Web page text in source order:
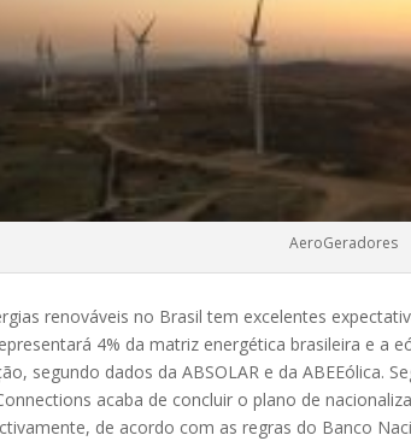
AeroGeradores
renováveis no Brasil tem excelentes
4% da matriz energética brasileira e a
segundo dados da ABSOLAR e da ABEEólica.
acaba de concluir o plano de
de acordo com as regras do Banco